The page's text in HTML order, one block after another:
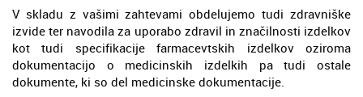
V skladu z vašimi zahtevami obdelujemo tudi zdravniške
izvide ter navodila za uporabo zdravil in značilnosti izdelkov
kot tudi specifikacije farmacevtskih izdelkov oziroma
dokumentacijo o medicinskih izdelkih pa tudi ostale
dokumente, ki so del medicinske dokumentacije.